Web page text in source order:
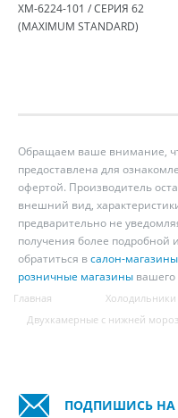
ХМ-6224-101 / СЕРИЯ 62
(MAXIMUM STANDARD)
Обращаем ваше внимание,
предоставлена для
офертой. Производитель
внешний вид,
предварительно не
получения более
обратиться всалон-
розничные магазины вашего
Главная
Холодильники
Двухкамерные с нижней
ПОДПИШИСЬ НА